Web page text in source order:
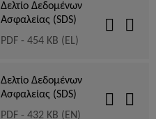
Δελτίο Δεδομένων
Ασφαλείας (SDS)
PDF - 454 KB (EL)
Δελτίο Δεδομένων
Ασφαλείας (SDS)
PDF - 432 KB (EN)